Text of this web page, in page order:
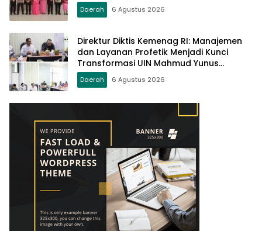
Daerah 6 Agustus 2026
Direktur Diktis Kemenag RI: Manajemen
dan Layanan Profetik Menjadi Kunci
Transformasi UIN Mahmud Yunus
Batusangkar Menjadi Kampus
Bereputasi Global
Daerah 6 Agustus 2026